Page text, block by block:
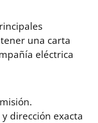
una carta
eléctrica
dirección exacta